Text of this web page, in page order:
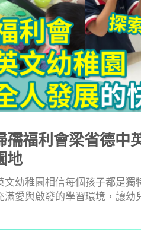
孺福利會梁省德
地
幼稚園相信每個孩子都是獨
愛與啟發的學習環境，讓幼